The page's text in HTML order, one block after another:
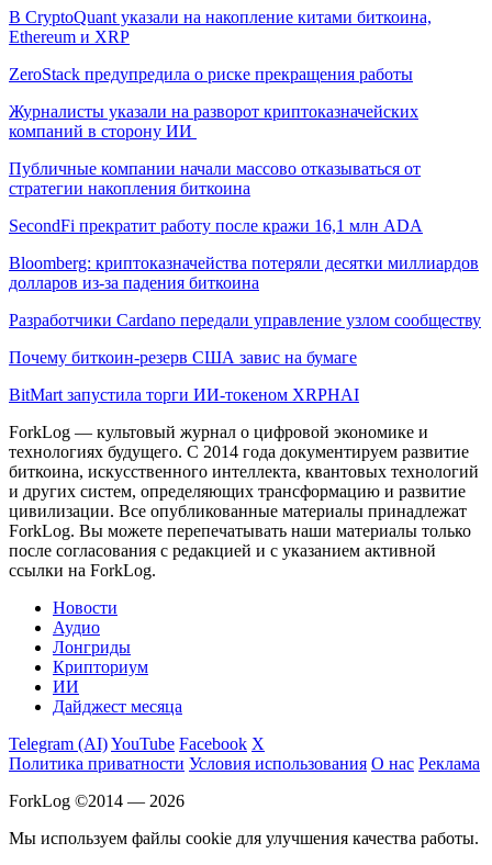
В CryptoQuant указали на накопление китами биткоина,
Ethereum и XRP
ZeroStack предупредила о риске прекращения работы
Журналисты указали на разворот криптоказначейских
компаний в сторону ИИ
Публичные компании начали массово отказываться от
стратегии накопления биткоина
SecondFi прекратит работу после кражи 16,1 млн ADA
Bloomberg: криптоказначейства потеряли десятки миллиардов
долларов из-за падения биткоина
Разработчики Cardano передали управление узлом сообществу
Почему биткоин-резерв США завис на бумаге
BitMart запустила торги ИИ-токеном XRPHAI
ForkLog — культовый журнал о цифровой экономике и
технологиях будущего. С 2014 года документируем развитие
биткоина, искусственного интеллекта, квантовых технологий
и других систем, определяющих трансформацию и развитие
цивилизации. Все опубликованные материалы принадлежат
ForkLog. Вы можете перепечатывать наши материалы только
после согласования с редакцией и с указанием активной
ссылки на ForkLog.
Новости
Аудио
Лонгриды
Крипториум
ИИ
Дайджест месяца
Telegram (AI)YouTube Facebook X
Политика приватности Условия использования О нас Реклама
ForkLog ©2014 — 2026
Мы используем файлы cookie для улучшения качества работы.